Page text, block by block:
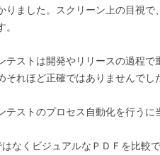
りました。スクリーン上の目視
テストは開発やリリースの過程
それほど正確ではありませんでし
テストのプロセス自動化を行うに
はなくビジュアルなＰＤＦを比較